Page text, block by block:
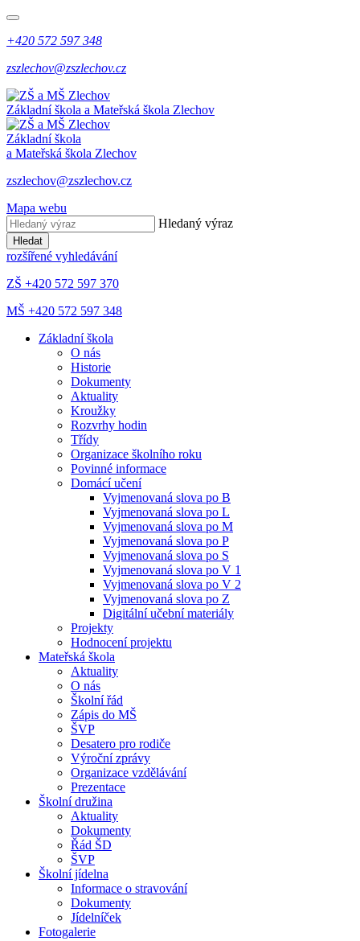
+420 572 597 348
zszlechov@zszlechov.cz
Základní škola a Mateřská škola Zlechov
Základní škola
a Mateřská škola Zlechov
zszlechov@zszlechov.cz
Mapa webu
Hledaný výraz
Hledat
rozšířené vyhledávání
ZŠ +420 572 597 370
MŠ +420 572 597 348
Základní škola
O nás
Historie
Dokumenty
Aktuality
Kroužky
Rozvrhy hodin
Třídy
Organizace školního roku
Povinné informace
Domácí učení
Vyjmenovaná slova po B
Vyjmenovaná slova po L
Vyjmenovaná slova po M
Vyjmenovaná slova po P
Vyjmenovaná slova po S
Vyjmenovaná slova po V 1
Vyjmenovaná slova po V 2
Vyjmenovaná slova po Z
Digitální učební materiály
Projekty
Hodnocení projektu
Mateřská škola
Aktuality
O nás
Školní řád
Zápis do MŠ
ŠVP
Desatero pro rodiče
Výroční zprávy
Organizace vzdělávání
Prezentace
Školní družina
Aktuality
Dokumenty
Řád ŠD
ŠVP
Školní jídelna
Informace o stravování
Dokumenty
Jídelníček
Fotogalerie